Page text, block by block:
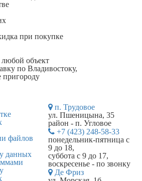
при покупке
любой объект
по Владивостоку,
пригороду
файлов
данных
п. Трудовое
ул. Пшеницына, 35
район - п. Угловое
+7 (423) 248-58-33
понедельник-пятница с
9 до 18,
суббота с 9 до 17,
воскресенье - по звонку
Де Фриз